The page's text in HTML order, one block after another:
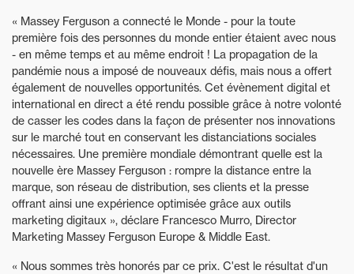
« Massey Ferguson a connecté le Monde - pour la toute
première fois des personnes du monde entier étaient avec nous
- en même temps et au même endroit ! La propagation de la
pandémie nous a imposé de nouveaux défis, mais nous a offert
également de nouvelles opportunités. Cet évènement digital et
international en direct a été rendu possible grâce à notre volonté
de casser les codes dans la façon de présenter nos innovations
sur le marché tout en conservant les distanciations sociales
nécessaires. Une première mondiale démontrant quelle est la
nouvelle ère Massey Ferguson : rompre la distance entre la
marque, son réseau de distribution, ses clients et la presse
offrant ainsi une expérience optimisée grâce aux outils
marketing digitaux », déclare Francesco Murro, Director
Marketing Massey Ferguson Europe & Middle East.
« Nous sommes très honorés par ce prix. C'est le résultat d'un